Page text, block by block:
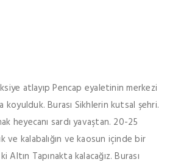
atlayıp Pencap eyaletinin merkezi
koyulduk. Burası Sikhlerin kutsal şehri.
heyecanı sardı yavaştan. 20-25
ve kalabalığın ve kaosun içinde bir
Tapınakta kalacağız. Burası